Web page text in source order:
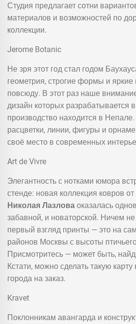
Студия предлагает сотни
материалов и возможностей по
коллекции.
Jerome Botanic
Не зря этот год стал годом
геометрия, строгие формы и яркие
повсюду. В этот раз наше
дизайн которых разрабатывается
производство находится в
расцветки, линии, фигуры и
своё место в современных
Art de Vivre
Элегантность с нотками юмора
стенде: новая коллекция ковров от
Николая Лазлова оказалась
забавной, и новаторской. Ничем
первый взгляд принты — это на
районов Москвы с высоты
Присмотритесь — может быть,
Кстати, можно сделать такую
города на заказ.
Kravet
Поклонникам авангарда и